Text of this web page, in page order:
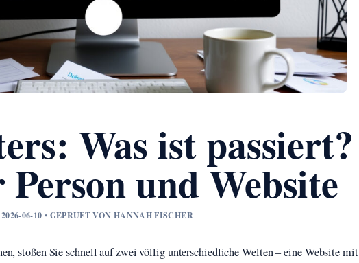
Was ist passiert?
und Website
06-10 • GEPRUFT VON HANNAH FISCHER
stoßen Sie schnell auf zwei völlig unterschiedliche Welten – eine Website mit